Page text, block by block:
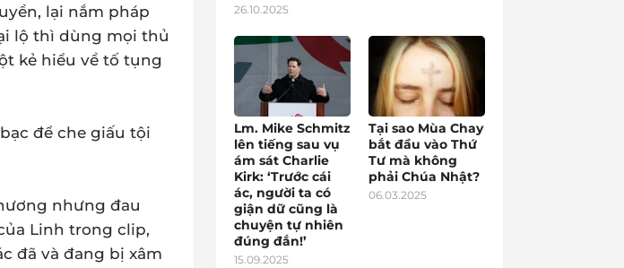
lại nắm pháp
lộ thì dùng mọi thủ
kẻ hiểu về tố tụng
để che giấu tội
nhưng đau
Linh trong clip,
đã và đang bị xâm
26.10.2025
Lm. Mike Schmitz
lên tiếng sau vụ
ám sát Charlie
Kirk: ‘Trước cái
ác, người ta có
giận dữ cũng là
chuyện tự nhiên
đúng đắn!’
15.09.2025
Tại sao Mùa Chay
bắt đầu vào Thứ
Tư mà không
phải Chúa Nhật?
06.03.2025